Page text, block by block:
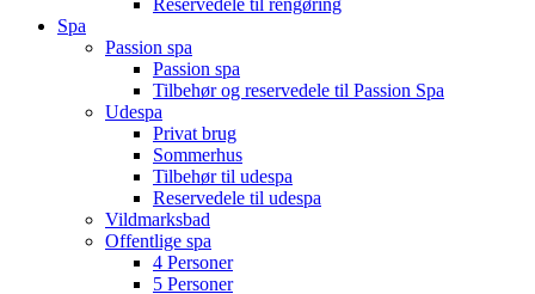
Reservedele til rengøring
Spa
Passion spa
Passion spa
Tilbehør og reservedele til Passion Spa
Udespa
Privat brug
Sommerhus
Tilbehør til udespa
Reservedele til udespa
Vildmarksbad
Offentlige spa
4 Personer
5 Personer